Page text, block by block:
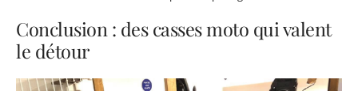
Conclusion : des casses moto qui valent
le détour